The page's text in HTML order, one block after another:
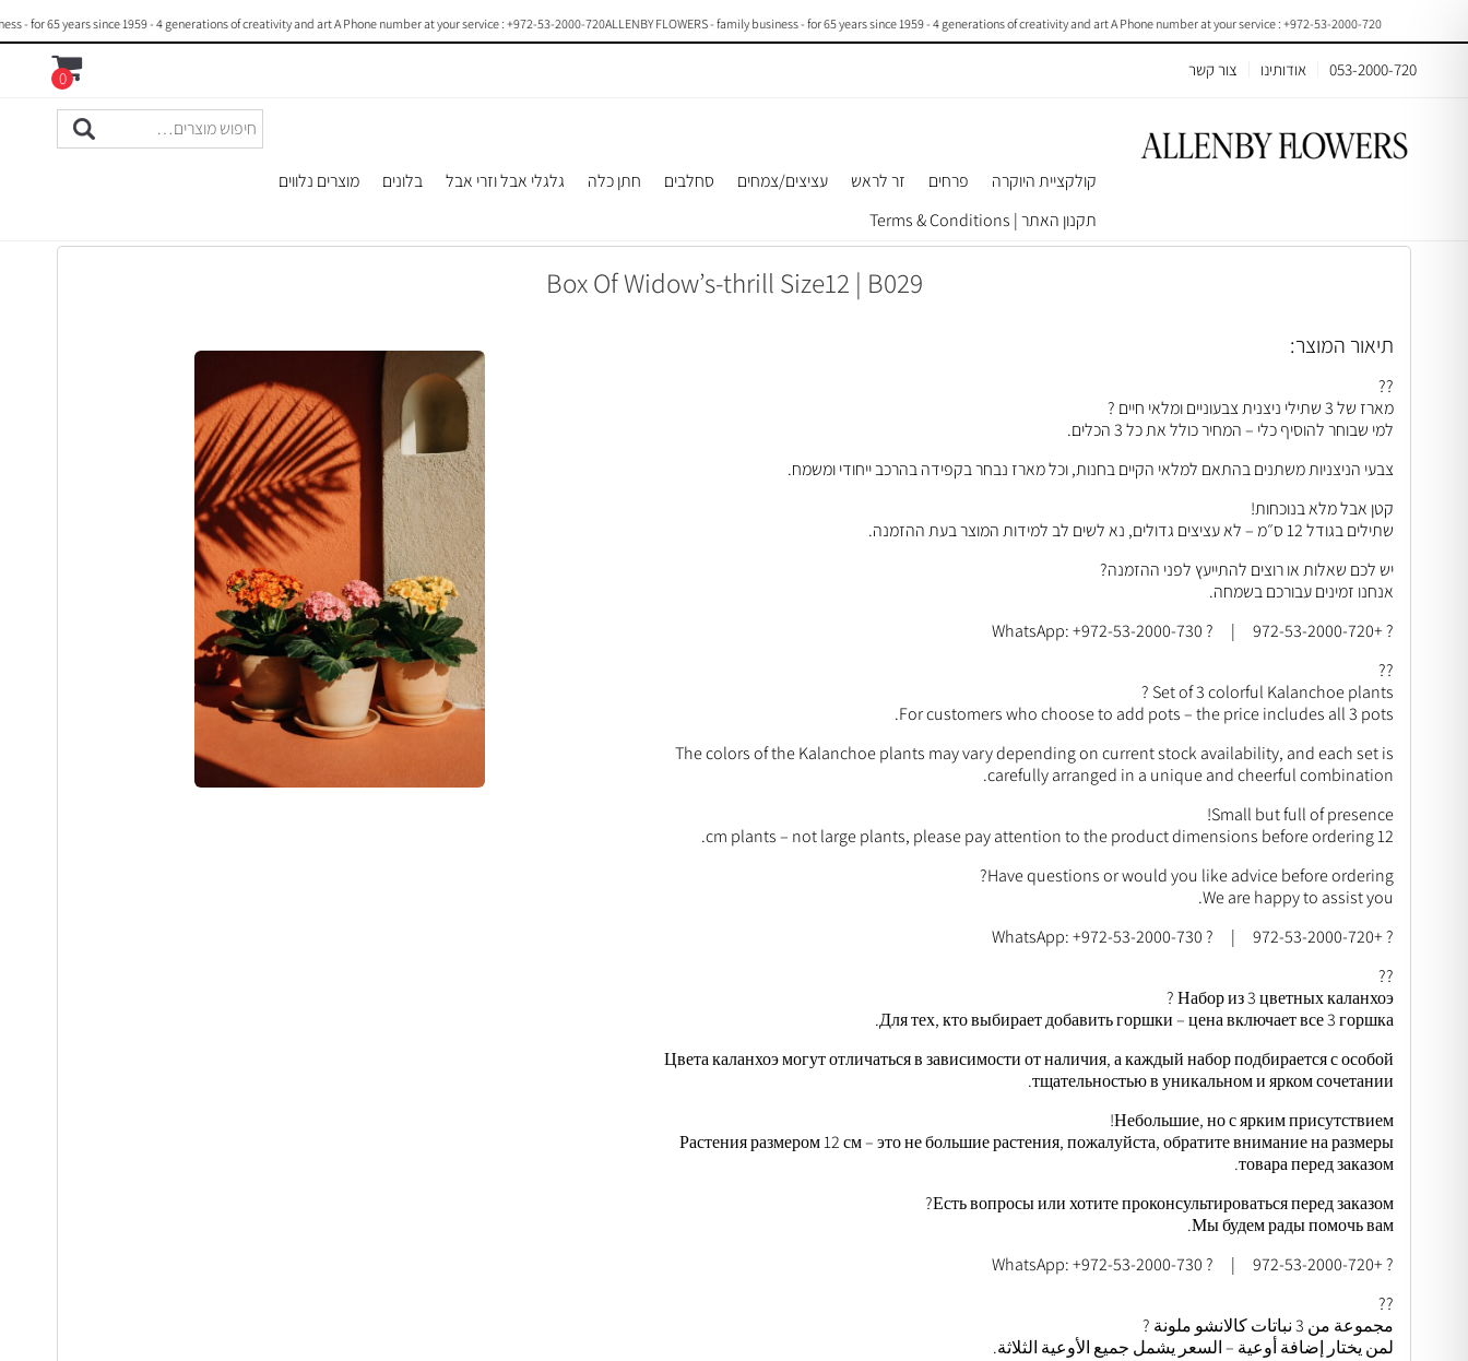
ALLENBY FLOWERS - family business - for 65 years since 1959 - 4 generations of creativity and art A Phone number at your service : +972-53-2000-720
65 years since 1959 - 4 generations of creativity and art A Phone number at your service : +972-53-2000-720
053-2000-720 אודותינו צור קשר 0
קולקציית היוקרה פרחים זר לראש עציצים/צמחים סחלבים חתן כלה גלגלי אבל וזרי אבל בלונים
מוצרים נלווים
תקנון האתר | Terms & Conditions
Box Of Widow’s-thrill Size12 | B029
תיאור המוצר:
??
מארז של 3 שתילי ניצנית צבעוניים ומלאי חיים ?
למי שבוחר להוסיף כלי – המחיר כולל את כל 3 הכלים.
צבעי הניצניות משתנים בהתאם למלאי הקיים בחנות, וכל מארז נבחר בקפידה בהרכב ייחודי ומשמח.
קטן אבל מלא בנוכחות!
שתילים בגודל 12 ס״מ – לא עציצים גדולים, נא לשים לב למידות המוצר בעת ההזמנה.
יש לכם שאלות או רוצים להתייעץ לפני ההזמנה?
אנחנו זמינים עבורכם בשמחה.
? +972-53-2000-720 | ? WhatsApp: +972-53-2000-730
??
Set of 3 colorful Kalanchoe plants ?
For customers who choose to add pots – the price includes all 3 pots.
The colors of the Kalanchoe plants may vary depending on current stock availability, and each set is
carefully arranged in a unique and cheerful combination.
Small but full of presence!
12 cm plants – not large plants, please pay attention to the product dimensions before ordering.
Have questions or would you like advice before ordering?
We are happy to assist you.
? +972-53-2000-720 | ? WhatsApp: +972-53-2000-730
??
Набор из 3 цветных каланхоэ ?
Для тех, кто выбирает добавить горшки – цена включает все 3 горшка.
Цвета каланхоэ могут отличаться в зависимости от наличия, а каждый набор подбирается с особой
тщательностью в уникальном и ярком сочетании.
Небольшие, но с ярким присутствием!
Растения размером 12 см – это не большие растения, пожалуйста, обратите внимание на размеры
товара перед заказом.
Есть вопросы или хотите проконсультироваться перед заказом?
Мы будем рады помочь вам.
? +972-53-2000-720 | ? WhatsApp: +972-53-2000-730
??
مجموعة من 3 نباتات كالانشو ملونة ?
لمن يختار إضافة أوعية – السعر يشمل جميع الأوعية الثلاثة.